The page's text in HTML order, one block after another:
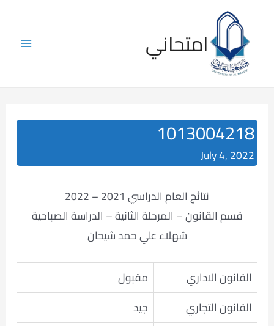
content
Main
امتحاني
1013004218
July 4, 2022
نتائج العام الدراسي 2021 – 2022
قسم القانون – المرحلة الثانية – الدراسة الصباحية
شهلاء علي حمد شيحان
القانون الاداري
مقبول
القانون التجاري
جيد